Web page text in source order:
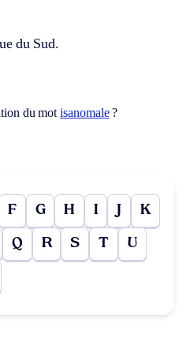
du Sud.
du motisanomale?
F G H I J K
Q R S T U